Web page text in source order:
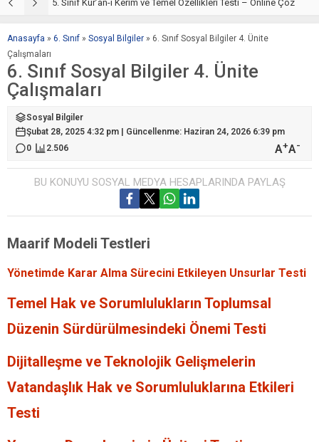
5. Sınıf Kur’an-ı Kerim ve Temel Özellikleri Testi – Online Çöz
Anasayfa » 6. Sınıf » Sosyal Bilgiler » 6. Sınıf Sosyal Bilgiler 4. Ünite
Çalışmaları
6. Sınıf Sosyal Bilgiler 4. Ünite
Çalışmaları
Sosyal Bilgiler
Şubat 28, 2025 4:32 pm | Güncellenme: Haziran 24, 2026 6:39 pm
0
2.506 A+A-
BU KONUYU SOSYAL MEDYA HESAPLARINDA PAYLAŞ
Maarif Modeli Testleri
Yönetimde Karar Alma Sürecini Etkileyen Unsurlar Testi
Temel Hak ve Sorumlulukların Toplumsal
Düzenin Sürdürülmesindeki Önemi Testi
Dijitalleşme ve Teknolojik Gelişmelerin
Vatandaşlık Hak ve Sorumluluklarına Etkileri
Testi